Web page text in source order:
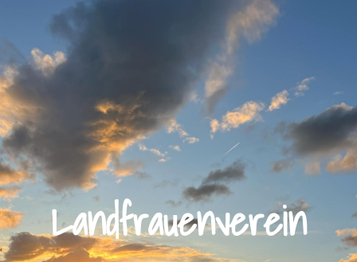
Landfrauenverein